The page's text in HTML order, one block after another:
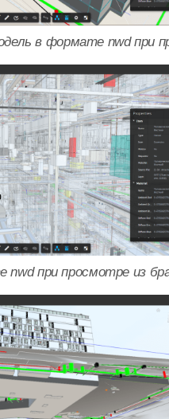
в формате nwd при
nwd при просмотре из